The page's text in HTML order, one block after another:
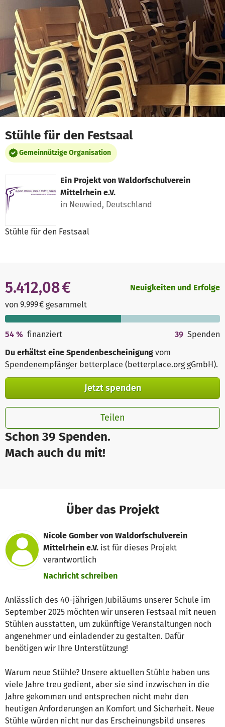
Zum Hauptinhalt springen
Erklärung zur Barrierefreiheit anzeigen
Stühle für den Festsaal
Gemeinnützige Organisation
Ein Projekt von Waldorfschulverein
Mittelrhein e.V.
in Neuwied, Deutschland
Stühle für den Festsaal
Schon 39 Spenden.
Mach auch du mit!
5.412,08 €
von 9.999 € gesammelt
Neuigkeiten und Erfolge
54 % finanziert 39 Spenden
Du erhältst eine Spendenbescheinigung vom
Spendenempfänger betterplace (betterplace.org gGmbH).
Jetzt spenden
Teilen
Über das Projekt
Nicole Gomber von Waldorfschulverein
Mittelrhein e.V. ist für dieses Projekt
verantwortlich
Nachricht schreiben
Anlässlich des 40-jährigen Jubiläums unserer Schule im
September 2025 möchten wir unseren Festsaal mit neuen
Stühlen ausstatten, um zukünftige Veranstaltungen noch
angenehmer und einladender zu gestalten. Dafür
benötigen wir Ihre Unterstützung!
Warum neue Stühle? Unsere aktuellen Stühle haben uns
viele Jahre treu gedient, aber sie sind inzwischen in die
Jahre gekommen und entsprechen nicht mehr den
heutigen Anforderungen an Komfort und Sicherheit. Neue
Stühle würden nicht nur das Erscheinungsbild unseres